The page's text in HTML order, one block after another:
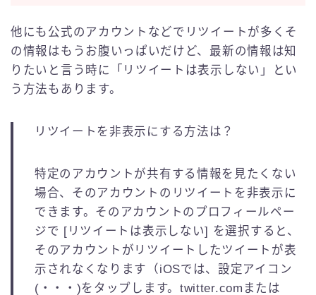
他にも公式のアカウントなどでリツイートが多くそ
の情報はもうお腹いっぱいだけど、最新の情報は知
りたいと言う時に「リツイートは表示しない」とい
う方法もあります。
リツイートを非表示にする方法は？
特定のアカウントが共有する情報を見たくない
場合、そのアカウントのリツイートを非表示に
できます。そのアカウントのプロフィールペー
ジで [リツイートは表示しない] を選択すると、
そのアカウントがリツイートしたツイートが表
示されなくなります（iOSでは、設定アイコン
(・・・)をタップします。twitter.comまたは